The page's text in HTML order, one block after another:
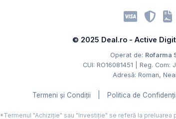
© 2025 Deal.ro - Active
Operat de: Rofarma
CUI: RO16081451 | Reg.
Adresă: Roman,
Termeni și Condiții Politica de
*Termenul "Achiziție" sau "Investiție" se referă la